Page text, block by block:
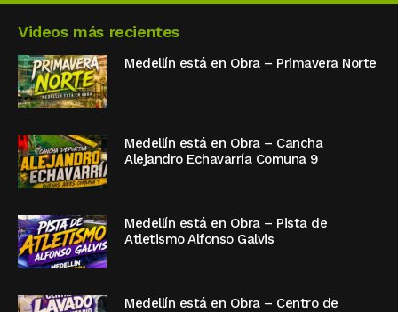
Videos más recientes
Medellín está en Obra – Primavera Norte
Medellín está en Obra – Cancha
Alejandro Echavarría Comuna 9
Medellín está en Obra – Pista de
Atletismo Alfonso Galvis
Medellín está en Obra – Centro de